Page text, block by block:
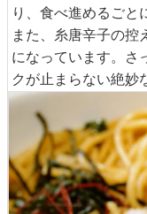
り、食べ進めるごと
また、糸唐辛子の控
になっています。さ
クが止まらない絶妙